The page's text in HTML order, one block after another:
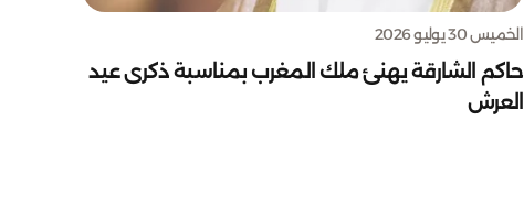
الخميس 30 يوليو 2026
حاكم الشارقة يهنئ ملك المغرب بمناسبة ذكرى عيد
العرش